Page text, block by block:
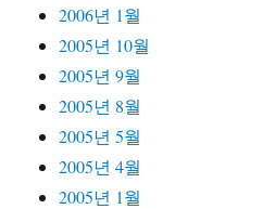
2006년 1월
2005년 10월
2005년 9월
2005년 8월
2005년 5월
2005년 4월
2005년 1월